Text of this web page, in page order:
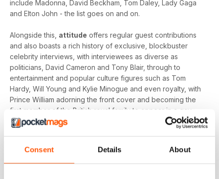
Consent Details About
include Madonna, David Beckham, Tom Daley, Lady Gaga
and Elton John - the list goes on and on.
Alongside this, attitude offers regular guest contributions
and also boasts a rich history of exclusive, blockbuster
celebrity interviews, with interviewees as diverse as
politicians, David Cameron and Tony Blair, through to
entertainment and popular culture figures such as Tom
Hardy, Will Young and Kylie Minogue and even royalty, with
Prince William adorning the front cover and becoming the
first member of the British royal family to appear in a gay
magazine!
news and stories from across the world with a bi-monthly
digital version ofattitudemagazine - download the latest